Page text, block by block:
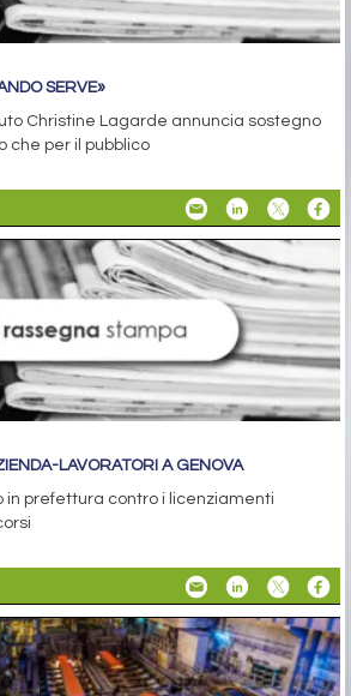
SERVE»
Christine Lagarde annuncia sostegno
che per il pubblico
LAVORATORI A GENOVA
prefettura contro i licenziamenti